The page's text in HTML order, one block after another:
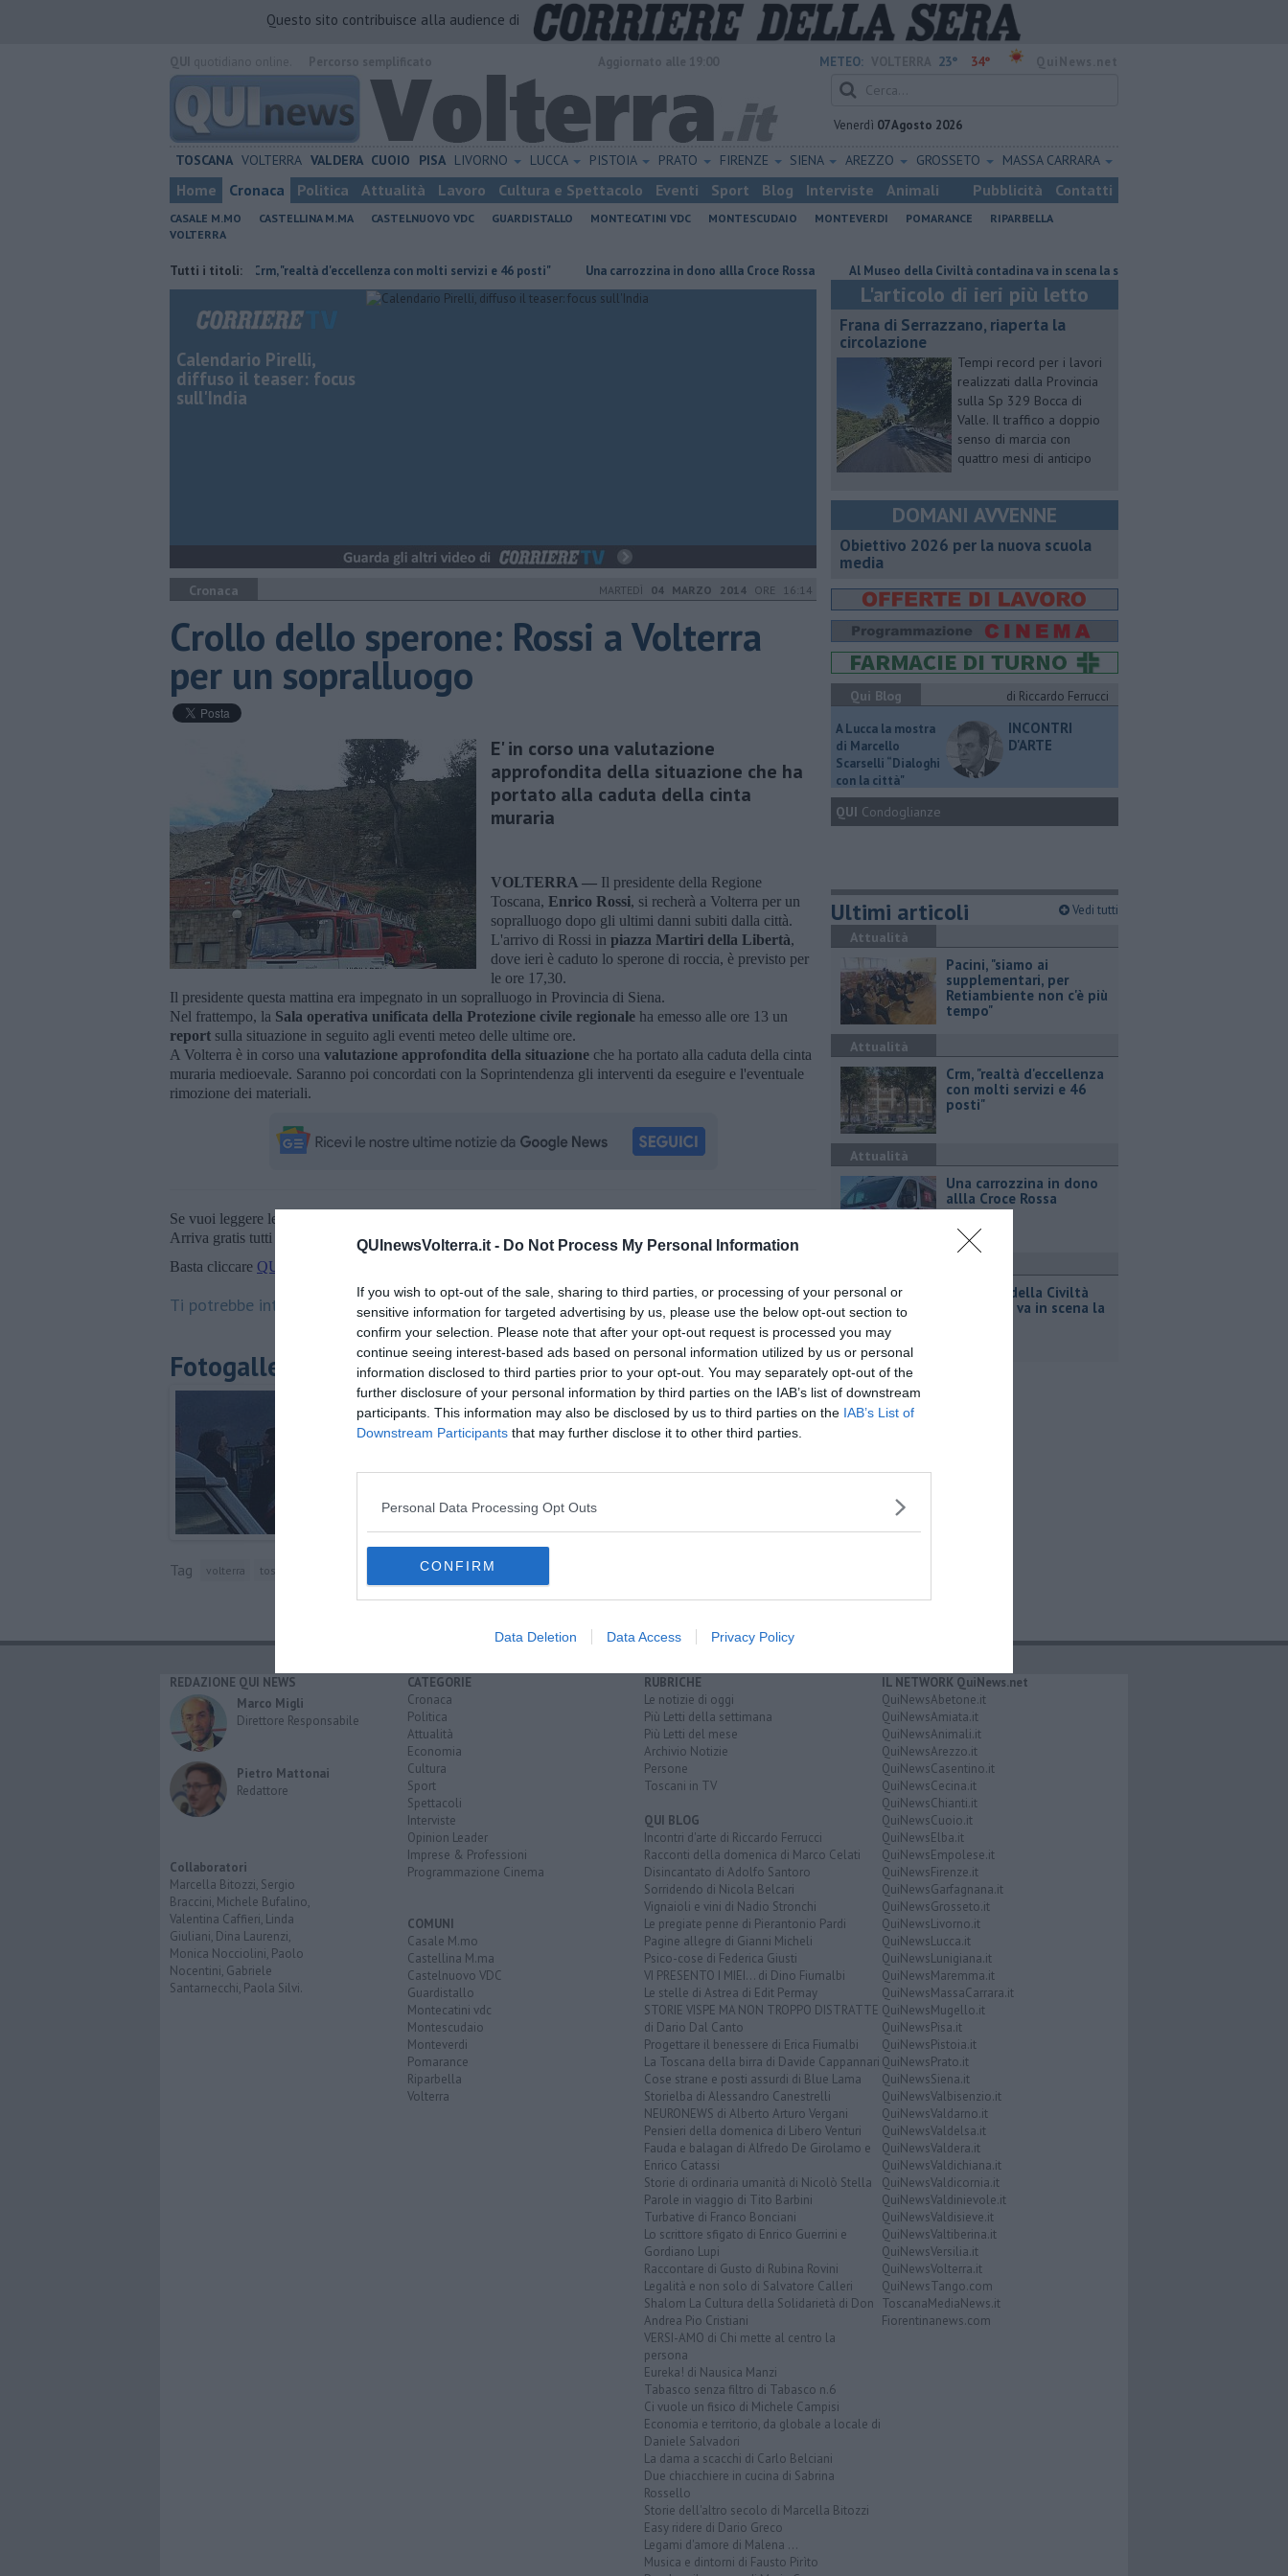
QUInewsVolterra.it - Do Not Process My Personal Information
If you wish to opt-out of the sale, sharing to third parties, or processing of your personal or
sensitive information for targeted advertising by us, please use the below opt-out section to
confirm your selection. Please note that after your opt-out request is processed you may
continue seeing interest-based ads based on personal information utilized by us or personal
information disclosed to third parties prior to your opt-out. You may separately opt-out of the
further disclosure of your personal information by third parties on the IAB’s list of downstream
participants. This information may also be disclosed by us to third parties on the IAB’s List of
Downstream Participants that may further disclose it to other third parties.
Personal Data Processing Opt Outs
CONFIRM
Data Deletion Data Access Privacy Policy
Questo sito contribuisce alla audience di
METEO: 23° 34°
Venerdì 07 Agosto 2026
TOSCANA VOLTERRA VALDERA CUOIO PISA LIVORNO LUCCA PISTOIA PRATO FIRENZE SIENA AREZZO GROSSETO MASSA CARRARA
Home Cronaca Politica Attualità Lavoro Cultura e Spettacolo Eventi Sport Blog Interviste Animali Pubblicità Contatti
CASALE M.MO CASTELLINA M.MA CASTELNUOVO VDC GUARDISTALLO MONTECATINI VDC MONTESCUDAIO MONTEVERDI POMARANCE
RIPARBELLA
VOLTERRA
Tutti i titoli:
Crm, "realtà d'eccellenza con molti servizi e 46 posti" Una carrozzina in dono allla Croce Rossa Al Museo della Civiltà contadina va in scena la storia
Calendario Pirelli,
diffuso il teaser: focus
sull'India
Cronaca MARTEDÌ 04 MARZO 2014 ORE 16:14
Crollo dello sperone: Rossi a Volterra
per un sopralluogo
E' in corso una valutazione
approfondita della situazione che ha
portato alla caduta della cinta
muraria
VOLTERRA — Il presidente della Regione
Toscana, Enrico Rossi, si recherà a Volterra per un
sopralluogo dopo gli ultimi danni subiti dalla città.
L'arrivo di Rossi in piazza Martiri della Libertà,
dove ieri è caduto lo sperone di roccia, è previsto per
le ore 17,30.
Il presidente questa mattina era impegnato in un sopralluogo in Provincia di Siena.
Nel frattempo, la Sala operativa unificata della Protezione civile regionale ha emesso alle ore 13 un
report sulla situazione in seguito agli eventi meteo delle ultime ore.
A Volterra è in corso una valutazione approfondita della situazione che ha portato alla caduta della cinta
muraria medioevale. Saranno poi concordati con la Soprintendenza gli interventi da eseguire e l'eventuale
rimozione dei materiali.
Se vuoi leggere le notizie principali della Toscana iscriviti alla
Arriva gratis tutti i giorni alle 20:00 direttamente nella tua casella di posta.
Basta cliccare QUI
Ti potrebbe interessare anche:
Fotogallery
Tag volterra toscana piazza martiri della libertà
L'articolo di ieri più letto
Frana di Serrazzano, riaperta la
circolazione
Tempi record per i lavori
realizzati dalla Provincia
sulla Sp 329 Bocca di
Valle. Il traffico a doppio
senso di marcia con
quattro mesi di anticipo
DOMANI AVVENNE
Obiettivo 2026 per la nuova scuola
media
Qui Blog
di Riccardo Ferrucci
A Lucca la mostra
di Marcello
Scarselli “Dialoghi
con la città"
INCONTRI
D'ARTE
QUI Condoglianze
Ultimi articoli Vedi tutti
Attualità
Pacini, "siamo ai
supplementari, per
Retiambiente non c'è più
tempo"
Attualità
Crm, "realtà d'eccellenza
con molti servizi e 46
posti"
Attualità
Una carrozzina in dono
allla Croce Rossa
Al Museo della Civiltà
contadina va in scena la
REDAZIONE QUI NEWS
Marco Migli
Direttore Responsabile
Pietro Mattonai
Redattore
Collaboratori
Marcella Bitozzi, Sergio
Braccini, Michele Bufalino,
Valentina Caffieri, Linda
Giuliani, Dina Laurenzi,
Monica Nocciolini, Paolo
Nocentini, Gabriele
Santarnecchi, Paola Silvi.
CATEGORIE
Cronaca
Politica
Attualità
Economia
Cultura
Sport
Spettacoli
Interviste
Opinion Leader
Imprese & Professioni
Programmazione Cinema
COMUNI
Casale M.mo
Castellina M.ma
Castelnuovo VDC
Guardistallo
Montecatini vdc
Montescudaio
Monteverdi
Pomarance
Riparbella
Volterra
RUBRICHE
Le notizie di oggi
Più Letti della settimana
Più Letti del mese
Archivio Notizie
Persone
Toscani in TV
QUI BLOG
Incontri d'arte di Riccardo Ferrucci
Racconti della domenica di Marco Celati
Disincantato di Adolfo Santoro
Sorridendo di Nicola Belcari
Vignaioli e vini di Nadio Stronchi
Le pregiate penne di Pierantonio Pardi
Pagine allegre di Gianni Micheli
Psico-cose di Federica Giusti
VI PRESENTO I MIEI... di Dino Fiumalbi
Le stelle di Astrea di Edit Permay
STORIE VISPE MA NON TROPPO DISTRATTE
di Dario Dal Canto
Progettare il benessere di Erica Fiumalbi
La Toscana della birra di Davide Cappannari
Cose strane e posti assurdi di Blue Lama
Storielba di Alessandro Canestrelli
NEURONEWS di Alberto Arturo Vergani
Pensieri della domenica di Libero Venturi
Fauda e balagan di Alfredo De Girolamo e
Enrico Catassi
Storie di ordinaria umanità di Nicolò Stella
Parole in viaggio di Tito Barbini
Turbative di Franco Bonciani
Lo scrittore sfigato di Enrico Guerrini e
Gordiano Lupi
Raccontare di Gusto di Rubina Rovini
Legalità e non solo di Salvatore Calleri
Shalom La Cultura della Solidarietà di Don
Andrea Pio Cristiani
VERSI-AMO di Chi mette al centro la
persona
Eureka! di Nausica Manzi
Tabasco senza filtro di Tabasco n.6
Ci vuole un fisico di Michele Campisi
Economia e territorio, da globale a locale di
Daniele Salvadori
La dama a scacchi di Carlo Belciani
Due chiacchiere in cucina di Sabrina
Rossello
Storie dell'altro secolo di Marcella Bitozzi
Easy ridere di Dario Greco
Legami d'amore di Malena ...
Musica e dintorni di Fausto Pirìto
IL NETWORK QuiNews.net
QuiNewsAbetone.it
QuiNewsAmiata.it
QuiNewsAnimali.it
QuiNewsArezzo.it
QuiNewsCasentino.it
QuiNewsCecina.it
QuiNewsChianti.it
QuiNewsCuoio.it
QuiNewsElba.it
QuiNewsEmpolese.it
QuiNewsFirenze.it
QuiNewsGarfagnana.it
QuiNewsGrosseto.it
QuiNewsLivorno.it
QuiNewsLucca.it
QuiNewsLunigiana.it
QuiNewsMaremma.it
QuiNewsMassaCarrara.it
QuiNewsMugello.it
QuiNewsPisa.it
QuiNewsPistoia.it
QuiNewsPrato.it
QuiNewsSiena.it
QuiNewsValbisenzio.it
QuiNewsValdarno.it
QuiNewsValdelsa.it
QuiNewsValdera.it
QuiNewsValdichiana.it
QuiNewsValdicornia.it
QuiNewsValdinievole.it
QuiNewsValdisieve.it
QuiNewsValtiberina.it
QuiNewsVersilia.it
QuiNewsVolterra.it
QuiNewsTango.com
ToscanaMediaNews.it
Fiorentinanews.com